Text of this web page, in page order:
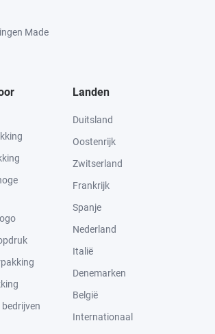
Made
Landen
Duitsland
Oostenrijk
Zwitserland
Frankrijk
Spanje
Nederland
Italië
Denemarken
België
Internationaal